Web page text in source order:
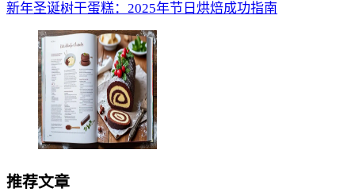
新年圣诞树干蛋糕：2025年节日烘焙成功指南
推荐文章